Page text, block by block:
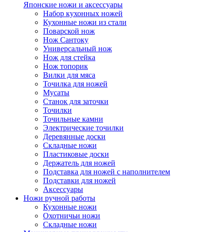
Японские ножи и аксессуары
Набор кухонных ножей
Кухонные ножи из стали
Поварской нож
Нож Сантоку
Универсальный нож
Нож для стейка
Нож топорик
Вилки для мяса
Точилка для ножей
Мусаты
Станок для заточки
Точилки
Точильные камни
Электрические точилки
Деревянные доски
Складные ножи
Пластиковые доски
Держатель для ножей
Подставка для ножей с наполнителем
Подставки для ножей
Аксессуары
Ножи ручной работы
Кухонные ножи
Охотничьи ножи
Складные ножи